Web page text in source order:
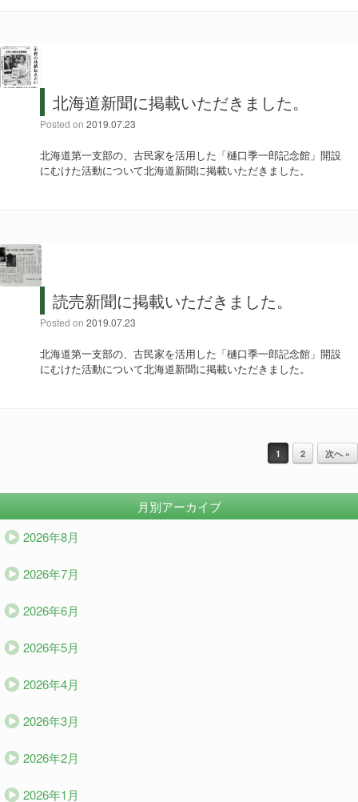
北海道新聞に掲載いただきました。
Posted on 2019.07.23
北海道第一支部の、古民家を活用した「樋口季一郎記念館」開設
にむけた活動について北海道新聞に掲載いただきました。
読売新聞に掲載いただきました。
Posted on 2019.07.23
北海道第一支部の、古民家を活用した「樋口季一郎記念館」開設
にむけた活動について北海道新聞に掲載いただきました。
1 2 次へ »
月別アーカイブ
2026年8月
2026年7月
2026年6月
2026年5月
2026年4月
2026年3月
2026年2月
2026年1月